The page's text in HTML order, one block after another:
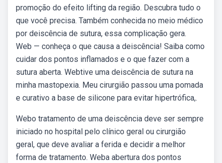
promoção do efeito lifting da região. Descubra tudo o
que você precisa. Também conhecida no meio médico
por deiscência de sutura, essa complicação gera.
Web — conheça o que causa a deiscência! Saiba como
cuidar dos pontos inflamados e o que fazer com a
sutura aberta. Webtive uma deiscência de sutura na
minha mastopexia. Meu cirurgião passou uma pomada
e curativo a base de silicone para evitar hipertrófica,.
Webo tratamento de uma deiscência deve ser sempre
iniciado no hospital pelo clínico geral ou cirurgião
geral, que deve avaliar a ferida e decidir a melhor
forma de tratamento. Weba abertura dos pontos